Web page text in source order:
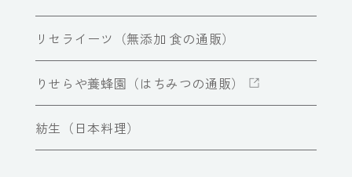
リセライーツ（無添加 食の通販）
りせらや養蜂園（はちみつの通販）
紡生（日本料理）